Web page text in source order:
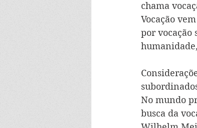
chama
Vocação
por vocação
No mundo
busca da